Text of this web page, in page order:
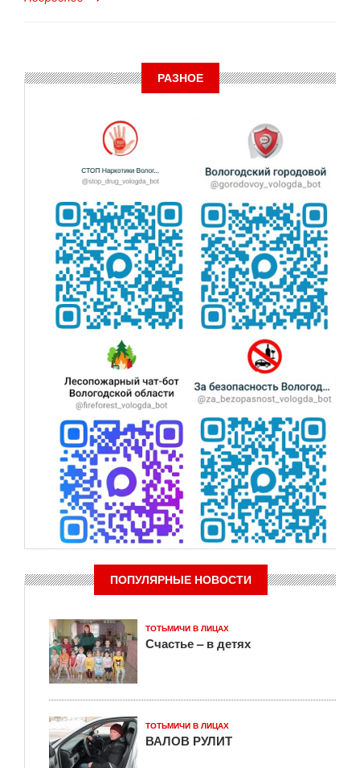
РАЗНОЕ
ПОПУЛЯРНЫЕ НОВОСТИ
ТОТЬМИЧИ В ЛИЦАХ
Счастье – в детях
ТОТЬМИЧИ В ЛИЦАХ
ВАЛОВ РУЛИТ